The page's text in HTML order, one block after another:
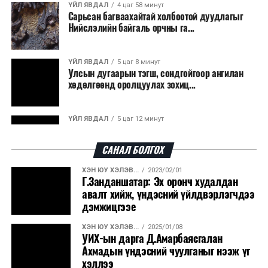
Мароккогийн хөдөлмөр эрхлэлтийн сайд мэдэгджээ.
ҮЙЛ ЯВДАЛ 4 цаг 58 минут
Сарьсан багваахайтай холбоотой дуудлагыг
Нийслэлийн байгаль орчны га...
ҮЙЛ ЯВДАЛ 5 цаг 8 минут
Улсын дугаарын тэгш, сондгойгоор ангилан
хөдөлгөөнд оролцуулах зохиц...
ҮЙЛ ЯВДАЛ 5 цаг 12 минут
худалдааны төвүүдийн авто зогсо...
ҮЙЛ ЯВДАЛ 5 цаг 16 минут
КОП17-д ажиллах онцгой байдлын
бүрэлдэхүүн хамтарсан дадлага сургуул...
ҮЙЛ ЯВДАЛ 5 цаг 23 минут
Улаанбаатарт өдөртөө 20 хэм дулаан
САНАЛ БОЛГОХ
ХЭН ЮУ ХЭЛЭВ... 2023/02/01
Г.Занданшатар: Эх оронч худалдан
авалт хийж, үндэсний үйлдвэрлэгчдээ
дэмжицгээе
ХЭН ЮУ ХЭЛЭВ... 2025/01/08
УИХ-ын дарга Д.Амарбаясгалан
Ахмадын үндэсний чуулганыг нээж үг
хэллээ